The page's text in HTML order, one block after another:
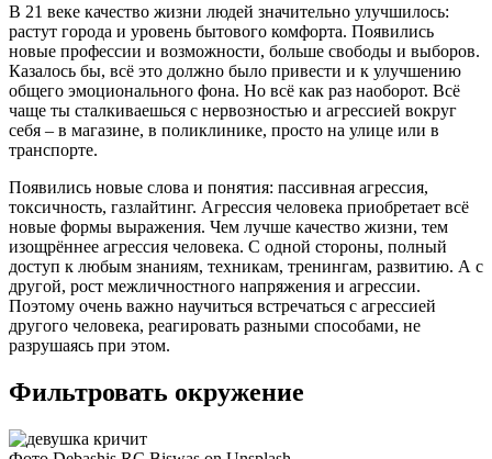
В 21 веке качество жизни людей значительно улучшилось:
растут города и уровень бытового комфорта. Появились
новые профессии и возможности, больше свободы и выборов.
Казалось бы, всё это должно было привести и к улучшению
общего эмоционального фона. Но всё как раз наоборот. Всё
чаще ты сталкиваешься с нервозностью и агрессией вокруг
себя – в магазине, в поликлинике, просто на улице или в
транспорте.
Появились новые слова и понятия: пассивная агрессия,
токсичность, газлайтинг. Агрессия человека приобретает всё
новые формы выражения. Чем лучше качество жизни, тем
изощрённее агрессия человека. С одной стороны, полный
доступ к любым знаниям, техникам, тренингам, развитию. А с
другой, рост межличностного напряжения и агрессии.
Поэтому очень важно научиться встречаться с агрессией
другого человека, реагировать разными способами, не
разрушаясь при этом.
Фильтровать окружение